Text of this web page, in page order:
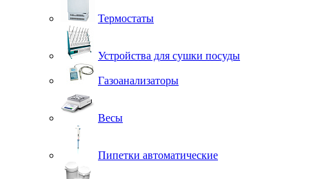
Термостаты
Устройства для сушки посуды
Газоанализаторы
Весы
Пипетки автоматические